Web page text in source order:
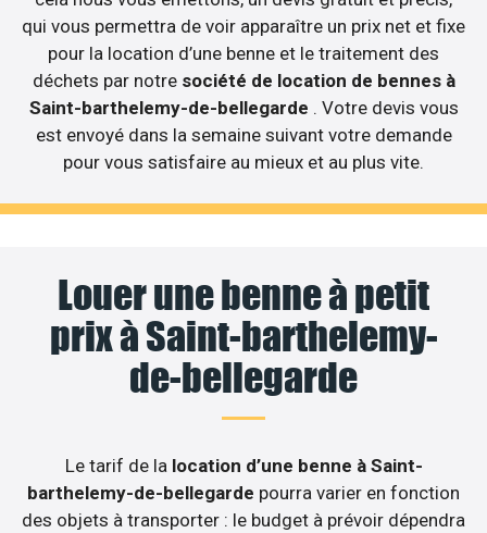
qui vous permettra de voir apparaître un prix net et fixe
pour la location d’une benne et le traitement des
déchets par notre société de location de bennes à
Saint-barthelemy-de-bellegarde . Votre devis vous
est envoyé dans la semaine suivant votre demande
pour vous satisfaire au mieux et au plus vite.
Louer une benne à petit
prix à Saint-barthelemy-
de-bellegarde
Le tarif de la location d’une benne à Saint-
barthelemy-de-bellegarde pourra varier en fonction
des objets à transporter : le budget à prévoir dépendra